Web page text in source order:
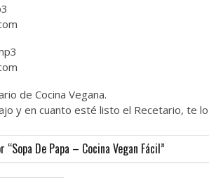
de Cocina Vegana.
y en cuanto esté listo el Recetario, te
“Sopa De Papa – Cocina Vegan Fácil”